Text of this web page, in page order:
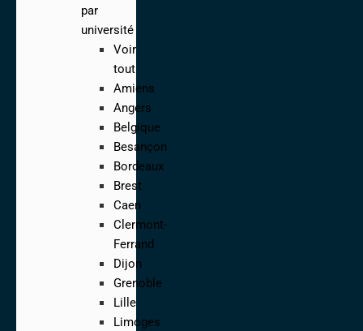
par
université
Voir
tout
Amiens
Angers
Belgique
Besançon
Bordeaux
Brest
Caen
Clermont-
Ferrand
Dijon
Grenoble
Lille
Limoges